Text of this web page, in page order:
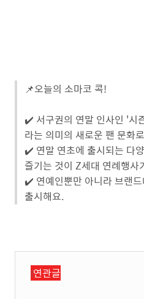
📌오늘의 소마코 콕!
✔️ 서구권의 연말 인사인 '시
라는 의미의 새로운 팬 문화
✔️ 연말 연초에 출시되는 다
즐기는 것이 Z세대 연례행사
✔️ 연예인뿐만 아니라 브랜
출시해요.
❕연관글